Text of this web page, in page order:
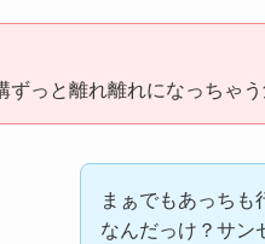
っと離れ離れになっちゃう
まぁでもあっちも
なんだっけ？サン